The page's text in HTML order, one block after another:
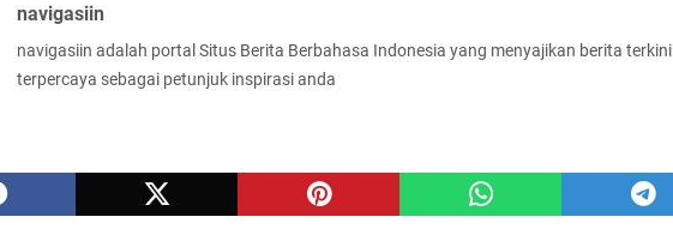
navigasiin
navigasiin adalah portal Situs Berita Berbahasa Indonesia yang menyajikan berita terkini
terpercaya sebagai petunjuk inspirasi anda